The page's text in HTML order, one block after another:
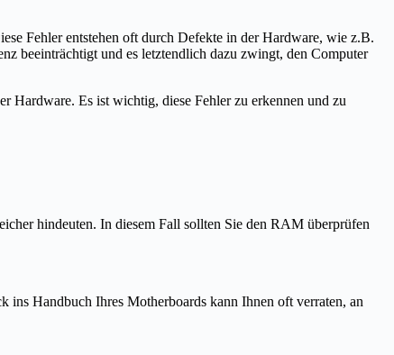
Fehler entstehen oft durch Defekte in der Hardware, wie z.B.
beeinträchtigt und es letztendlich dazu zwingt, den Computer
Hardware. Es ist wichtig, diese Fehler zu erkennen und zu
hindeuten. In diesem Fall sollten Sie den RAM überprüfen
ins Handbuch Ihres Motherboards kann Ihnen oft verraten, an